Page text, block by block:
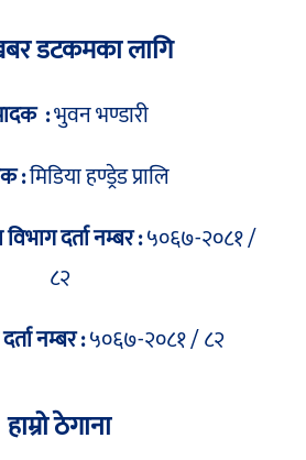
डटकमका लागि
:भुवन भण्डारी
:मिडिया हण्ड्रेड प्रालि
दर्ता नम्बर :५०६७-२०८१ /
८२
नम्बर :५०६७-२०८१ / ८२
हाम्रो ठेगाना